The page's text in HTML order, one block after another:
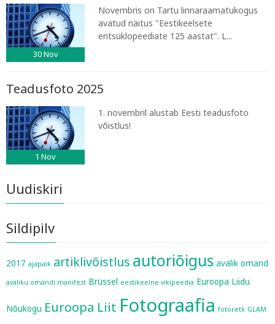
30Nov
Novembris on Tartu linnaraamatukogus
avatud näitus "Eestikeelsete
entsüklopeediate 125 aastat". L...
Teadusfoto 2025
1 Nov
1. novembril alustab Eesti teadusfoto
võistlus!
Uudiskiri
Sildipilv
2017 ajapaik artiklivõistlus autoriõigus avalik omand
avaliku omandi manifest Brüssel eestikeelne vikipeedia Euroopa Liidu
Nõukogu Euroopa Liit Fotograafia fotoretk GLAM